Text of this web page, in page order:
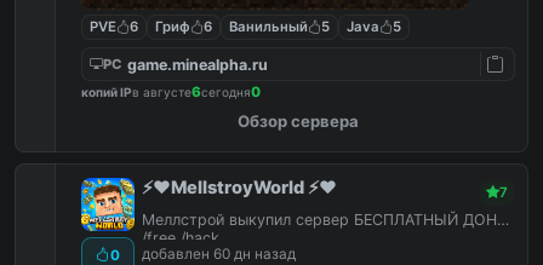
PVE 6 Гриф 6 Ванильный 5 Java 5
PC game.minealpha.ru
копий IPв августе6сегодня0
Обзор сервера
0
⚡️❤️MellstroyWorld ⚡️❤️ 7
Меллстрой выкупил сервер БЕСПЛАТНЫЙ ДОНАТ
/free /hack
добавлен 60 дн назад